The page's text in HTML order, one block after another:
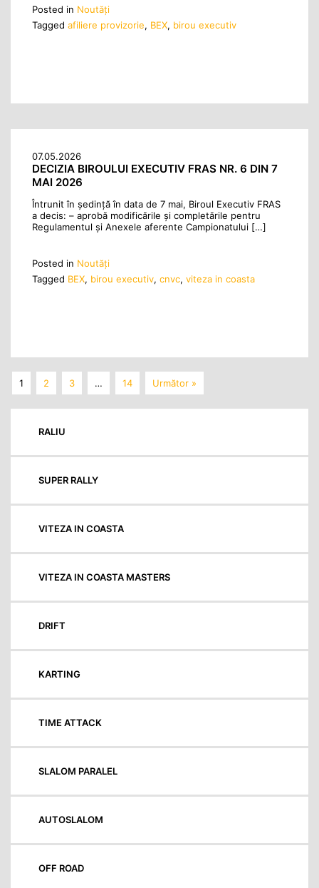
Posted in Noutăţi
Tagged afiliere provizorie, BEX, birou executiv
07.05.2026
DECIZIA BIROULUI EXECUTIV FRAS NR. 6 DIN 7
MAI 2026
Întrunit în ședință în data de 7 mai, Biroul Executiv FRAS
a decis: – aprobă modificările și completările pentru
Regulamentul și Anexele aferente Campionatului […]
Posted in Noutăţi
Tagged BEX, birou executiv, cnvc, viteza in coasta
1 2 3 … 14 Următor »
RALIU
SUPER RALLY
VITEZA IN COASTA
VITEZA IN COASTA MASTERS
DRIFT
KARTING
TIME ATTACK
SLALOM PARALEL
AUTOSLALOM
OFF ROAD